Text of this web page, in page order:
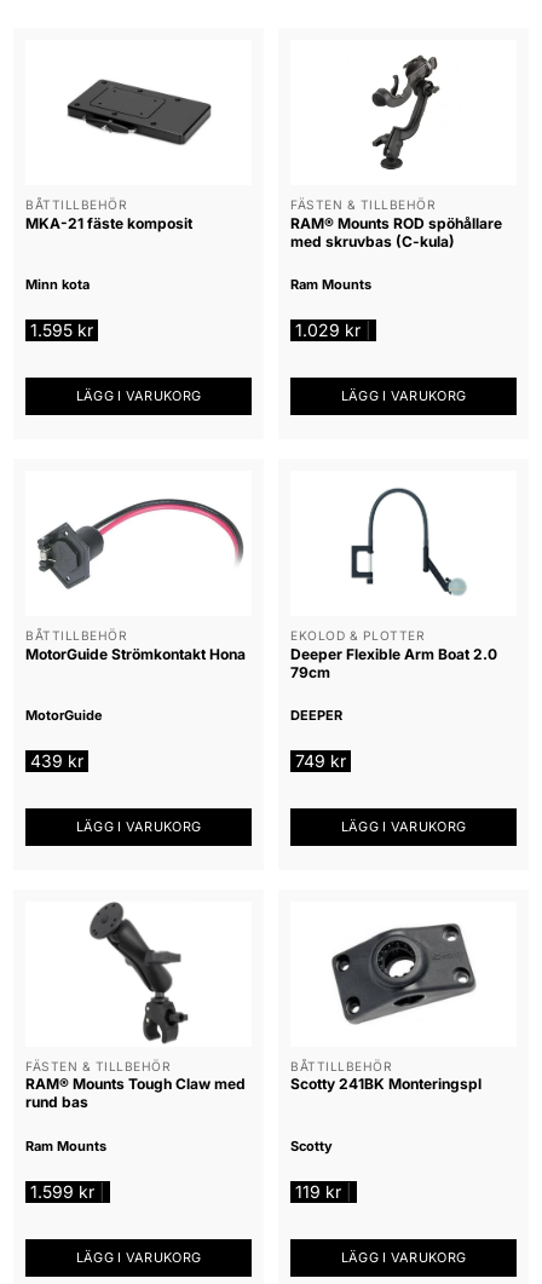
BÅTTILLBEHÖR
MKA-21 fäste komposit
Minn kota
1.595 kr
LÄGG I VARUKORG
FÄSTEN & TILLBEHÖR
RAM® Mounts ROD spöhållare
med skruvbas (C-kula)
Ram Mounts
1.029 kr
LÄGG I VARUKORG
BÅTTILLBEHÖR
MotorGuide Strömkontakt Hona
MotorGuide
439 kr
LÄGG I VARUKORG
EKOLOD & PLOTTER
Deeper Flexible Arm Boat 2.0
79cm
DEEPER
749 kr
LÄGG I VARUKORG
FÄSTEN & TILLBEHÖR
RAM® Mounts Tough Claw med
rund bas
Ram Mounts
1.599 kr
LÄGG I VARUKORG
BÅTTILLBEHÖR
Scotty 241BK Monteringspl
Scotty
119 kr
LÄGG I VARUKORG